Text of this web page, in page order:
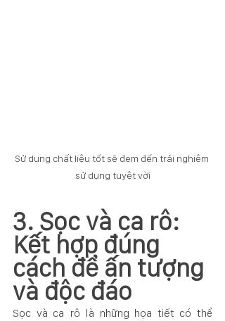
Sử dụng chất liệu tốt sẽ đem đến trải nghiệm
sử dụng tuyệt vời
3. Sọc và ca rô:
Kết hợp đúng
cách để ấn tượng
và độc đáo
Sọc và ca rô là những họa tiết có thể